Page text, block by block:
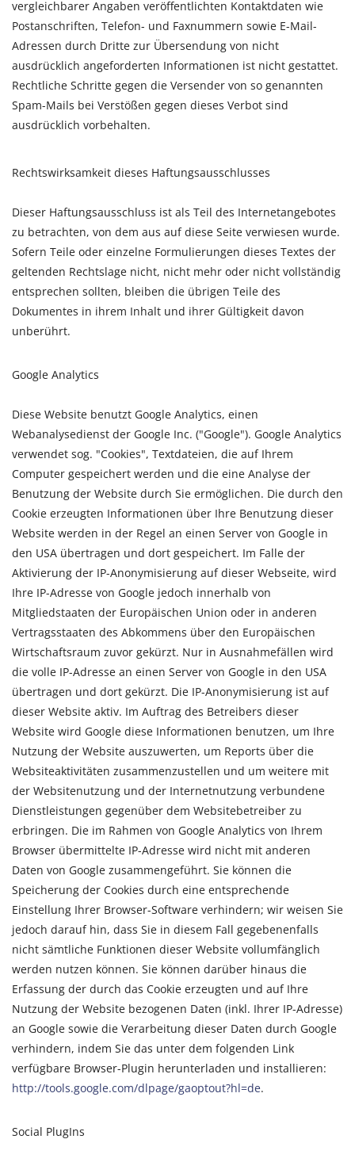
vergleichbarer Angaben veröffentlichten Kontaktdaten wie
Postanschriften, Telefon- und Faxnummern sowie E-Mail-
Adressen durch Dritte zur Übersendung von nicht
ausdrücklich angeforderten Informationen ist nicht gestattet.
Rechtliche Schritte gegen die Versender von so genannten
Spam-Mails bei Verstößen gegen dieses Verbot sind
ausdrücklich vorbehalten.
Rechtswirksamkeit dieses Haftungsausschlusses
Dieser Haftungsausschluss ist als Teil des Internetangebotes
zu betrachten, von dem aus auf diese Seite verwiesen wurde.
Sofern Teile oder einzelne Formulierungen dieses Textes der
geltenden Rechtslage nicht, nicht mehr oder nicht vollständig
entsprechen sollten, bleiben die übrigen Teile des
Dokumentes in ihrem Inhalt und ihrer Gültigkeit davon
unberührt.
Google Analytics
Diese Website benutzt Google Analytics, einen
Webanalysedienst der Google Inc. ("Google"). Google Analytics
verwendet sog. "Cookies", Textdateien, die auf Ihrem
Computer gespeichert werden und die eine Analyse der
Benutzung der Website durch Sie ermöglichen. Die durch den
Cookie erzeugten Informationen über Ihre Benutzung dieser
Website werden in der Regel an einen Server von Google in
den USA übertragen und dort gespeichert. Im Falle der
Aktivierung der IP-Anonymisierung auf dieser Webseite, wird
Ihre IP-Adresse von Google jedoch innerhalb von
Mitgliedstaaten der Europäischen Union oder in anderen
Vertragsstaaten des Abkommens über den Europäischen
Wirtschaftsraum zuvor gekürzt. Nur in Ausnahmefällen wird
die volle IP-Adresse an einen Server von Google in den USA
übertragen und dort gekürzt. Die IP-Anonymisierung ist auf
dieser Website aktiv. Im Auftrag des Betreibers dieser
Website wird Google diese Informationen benutzen, um Ihre
Nutzung der Website auszuwerten, um Reports über die
Websiteaktivitäten zusammenzustellen und um weitere mit
der Websitenutzung und der Internetnutzung verbundene
Dienstleistungen gegenüber dem Websitebetreiber zu
erbringen. Die im Rahmen von Google Analytics von Ihrem
Browser übermittelte IP-Adresse wird nicht mit anderen
Daten von Google zusammengeführt. Sie können die
Speicherung der Cookies durch eine entsprechende
Einstellung Ihrer Browser-Software verhindern; wir weisen Sie
jedoch darauf hin, dass Sie in diesem Fall gegebenenfalls
nicht sämtliche Funktionen dieser Website vollumfänglich
werden nutzen können. Sie können darüber hinaus die
Erfassung der durch das Cookie erzeugten und auf Ihre
Nutzung der Website bezogenen Daten (inkl. Ihrer IP-Adresse)
an Google sowie die Verarbeitung dieser Daten durch Google
verhindern, indem Sie das unter dem folgenden Link
verfügbare Browser-Plugin herunterladen und installieren:
http://tools.google.com/dlpage/gaoptout?hl=de.
Social PlugIns